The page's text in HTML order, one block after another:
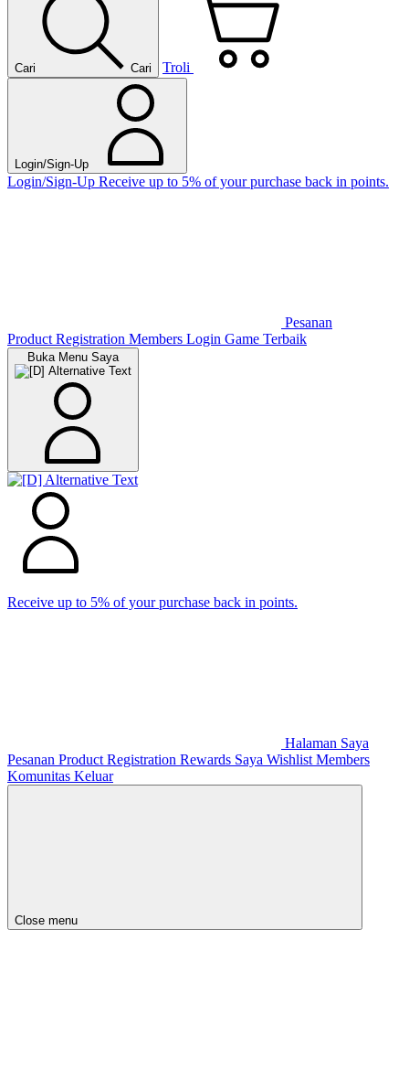
Cari Cari Troli
Login/Sign-Up
Login/Sign-Up Receive up to 5% of your purchase back in points.
Pesanan
Product Registration Members Login Game Terbaik
Buka Menu Saya
Receive up to 5% of your purchase back in points.
Halaman Saya
Pesanan Product Registration Rewards Saya Wishlist Members
Komunitas Keluar
Close menu